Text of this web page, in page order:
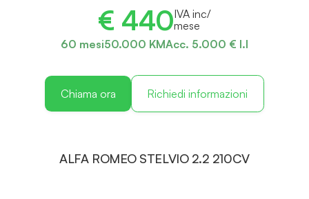
€ 440IVA inc/
mese
60 mesi50.000 KMAcc. 5.000 € I.I
Chiama ora Richiedi informazioni
ALFA ROMEO STELVIO 2.2 210CV